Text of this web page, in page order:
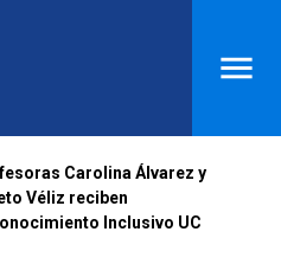
launch
Carolina Álvarez y
Véliz reciben
Inclusivo UC